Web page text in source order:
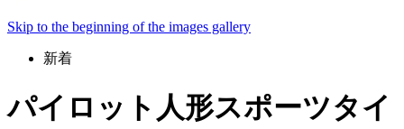
Skip to the beginning of the images gallery
新着
パイロット人形スポーツタイ